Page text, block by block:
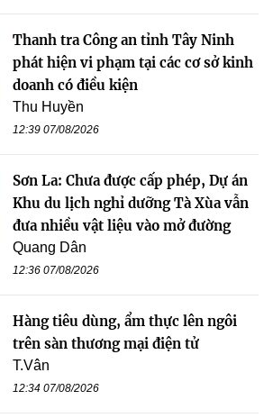
Thanh tra Công an tỉnh Tây Ninh
phát hiện vi phạm tại các cơ sở kinh
doanh có điều kiện
Thu Huyền
12:39 07/08/2026
Sơn La: Chưa được cấp phép, Dự án
Khu du lịch nghỉ dưỡng Tà Xùa vẫn
đưa nhiều vật liệu vào mở đường
Quang Dân
12:36 07/08/2026
Hàng tiêu dùng, ẩm thực lên ngôi
trên sàn thương mại điện tử
T.Vân
12:34 07/08/2026